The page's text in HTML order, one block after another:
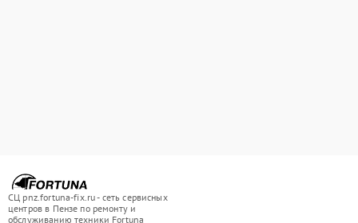
СЦ pnz.fortuna-fix.ru - сеть сервисных
центров в Пензе по ремонту и
обслуживанию техники Fortuna